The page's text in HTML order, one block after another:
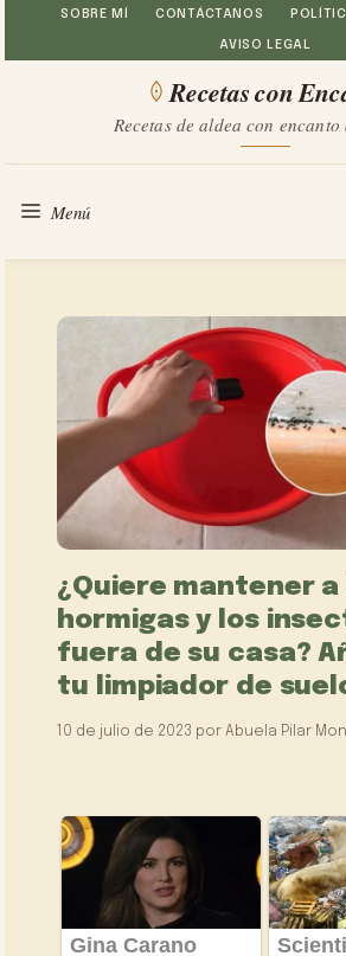
Saltar
al
SOBRE MÍ CONTÁCTANOS
AVISO LEGAL
Recetas con
Recetas de aldea con
Menú
¿Quiere mantener a
hormigas y los
fuera de su casa?
tu limpiador de
10 de julio de 2023 porAbuela Pilar